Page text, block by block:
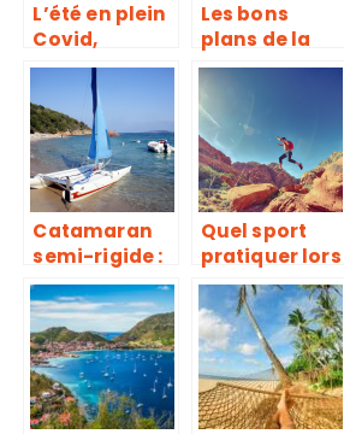
L’été en plein
Covid,
comment
passer de
bonnes
vacances en
famille ?
Les bons
plans de la
Guadeloupe a
portee de
bourse !
Catamaran
semi-rigide :
quels sont
ses
avantages ?
Quel sport
pratiquer lors
de vos
vacances
d’ete ?